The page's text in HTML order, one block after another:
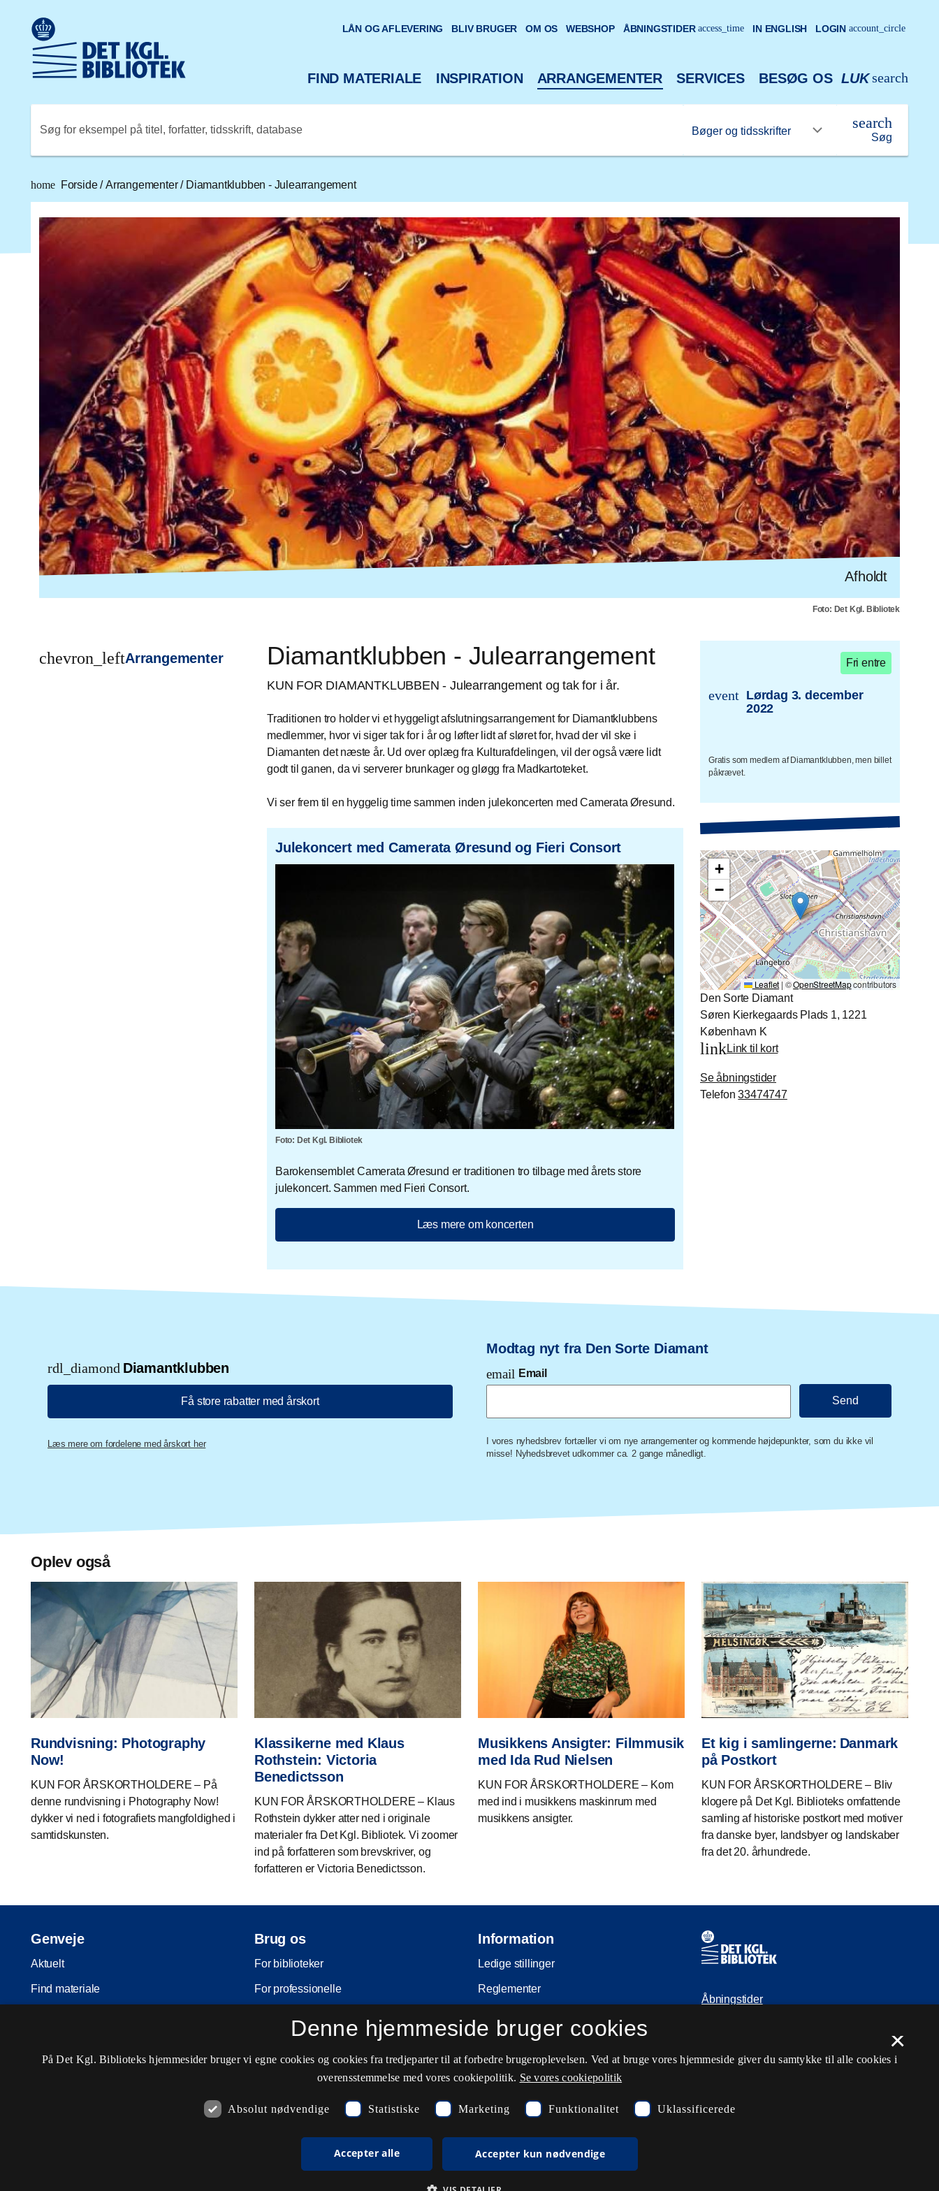
Det Kongelige Biblioteks logo. Gå til Det Kongelige Biblioteks hjemmeside
FIND MATERIALE INSPIRATION ARRANGEMENTER SERVICES BESØG OS search
LUK
Søg for eksempel på titel, forfatter, tidsskrift, database
Søg
search
LÅN OG AFLEVERING BLIV BRUGER OM OS WEBSHOP ÅBNINGSTIDER access_time IN ENGLISH LOGIN account_circle
home Forside/ Arrangementer/ Diamantklubben - Julearrangement
Afholdt
Foto: Det Kgl. Bibliotek
chevron_leftArrangementer Diamantklubben - Julearrangement
KUN FOR DIAMANTKLUBBEN - Julearrangement og tak for i år.
Traditionen tro holder vi et hyggeligt afslutningsarrangement for Diamantklubbens
medlemmer, hvor vi siger tak for i år og løfter lidt af sløret for, hvad der vil ske i
Diamanten det næste år. Ud over oplæg fra Kulturafdelingen, vil der også være lidt
godt til ganen, da vi serverer brunkager og gløgg fra Madkartoteket.
Vi ser frem til en hyggelig time sammen inden julekoncerten med Camerata Øresund.
Julekoncert med Camerata Øresund og Fieri Consort
Foto: Det Kgl. Bibliotek
Barokensemblet Camerata Øresund er traditionen tro tilbage med årets store
julekoncert. Sammen med Fieri Consort.
Læs mere om koncerten
Fri entre
event
trans.event.date
Lørdag 3. december
2022
Gratis som medlem af Diamantklubben, men billet
påkrævet.
+
−
Leaflet | ©OpenStreetMapcontributors
Den Sorte Diamant
Søren Kierkegaards Plads 1, 1221
København K
linkLink til kort
Se åbningstider
Telefon33474747
Modtag nyt fra Den Sorte Diamant
email Email
I vores nyhedsbrev fortæller vi om nye arrangementer og kommende højdepunkter, som du ikke vil
misse! Nyhedsbrevet udkommer ca. 2 gange månedligt.
rdl_diamond Diamantklubben
Få store rabatter med årskort
Læs mere om fordelene med årskort her
Oplev også
Rundvisning: Photography
Now!
KUN FOR ÅRSKORTHOLDERE – På
denne rundvisning i Photography Now!
dykker vi ned i fotografiets mangfoldighed i
samtidskunsten.
Klassikerne med Klaus
Rothstein: Victoria
Benedictsson
KUN FOR ÅRSKORTHOLDERE – Klaus
Rothstein dykker atter ned i originale
materialer fra Det Kgl. Bibliotek. Vi zoomer
ind på forfatteren som brevskriver, og
forfatteren er Victoria Benedictsson.
Musikkens Ansigter: Filmmusik
med Ida Rud Nielsen
KUN FOR ÅRSKORTHOLDERE – Kom
med ind i musikkens maskinrum med
musikkens ansigter.
Et kig i samlingerne: Danmark
på Postkort
KUN FOR ÅRSKORTHOLDERE – Bliv
klogere på Det Kgl. Biblioteks omfattende
samling af historiske postkort med motiver
fra danske byer, landsbyer og landskaber
fra det 20. århundrede.
Genveje
Aktuelt
Find materiale
Services
Brug os
For biblioteker
For professionelle
Møder og konferencer
Nota-service
Information
Ledige stillinger
Reglementer
Privatlivs- og persondatapolitik
Tilgængelighedserklæring
Cookieindstillinger
Kontaktinformationer
Åbningstider
×
Denne hjemmeside bruger cookies
På Det Kgl. Biblioteks hjemmesider bruger vi egne cookies og cookies fra tredjeparter til at forbedre brugeroplevelsen. Ved at bruge vores hjemmeside giver du samtykke til alle cookies i
overensstemmelse med vores cookiepolitik. Se vores cookiepolitik
Absolut nødvendige Statistiske Marketing Funktionalitet Uklassificerede
Accepter alle Accepter kun nødvendige